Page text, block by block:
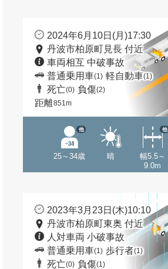
2024年6月10日(月)17:30
丹波市柏原町見長 付近
車両相互 中破事故
普通乗用車(1) 軽自動車(1)
死亡(0) 負傷(2)
距離851m
25～34歳
他
晴
幅5.5～
9.0m
他
2023年3月23日(木)10:10
丹波市柏原町東奥 付近
人対車両 小破事故
普通乗用車(1) 歩行者(1)
死亡(0) 負傷(1)